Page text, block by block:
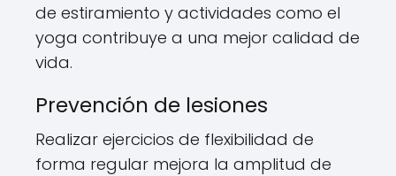
de estiramiento y actividades como el
yoga contribuye a una mejor calidad de
vida.
Prevención de lesiones
Realizar ejercicios de flexibilidad de
forma regular mejora la amplitud de